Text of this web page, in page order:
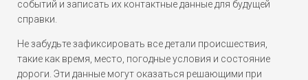
событий и записать их контактные данные для будущей
справки.
Не забудьте зафиксировать все детали происшествия,
такие как время, место, погодные условия и состояние
дороги. Эти данные могут оказаться решающими при